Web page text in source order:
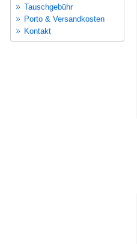
Tauschgebühr
Porto & Versandkosten
Kontakt